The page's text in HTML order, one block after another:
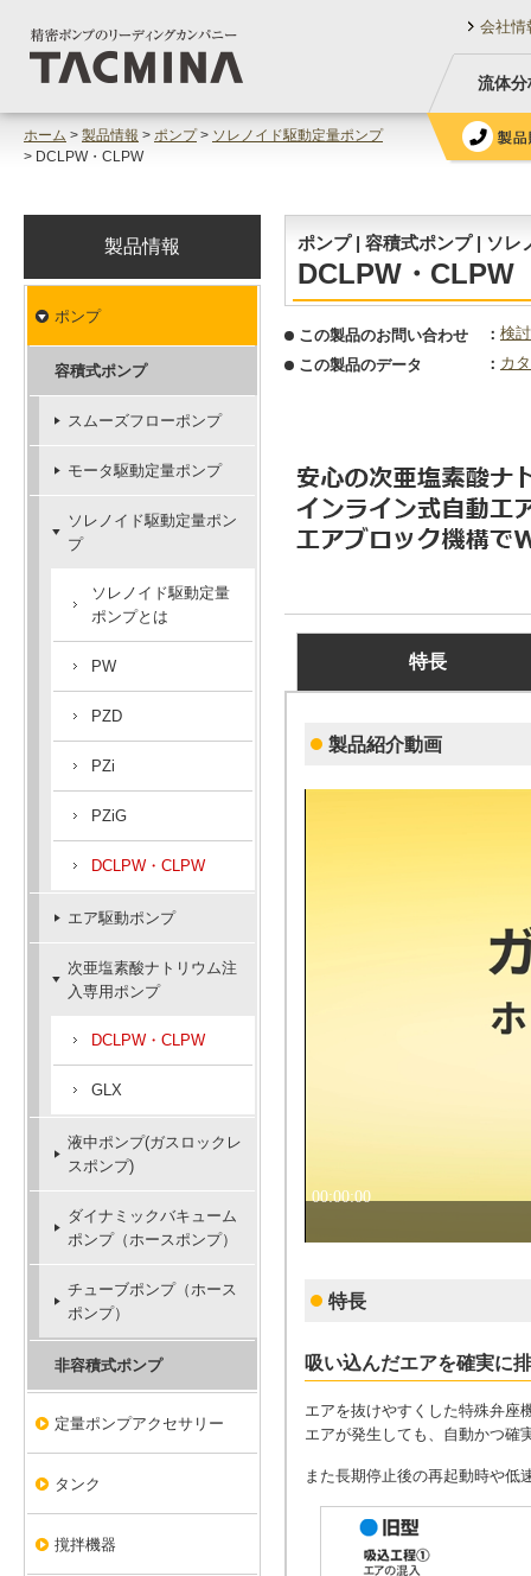
会社情
流体
ホーム > 製品情報 > ポンプ> ソレノイド駆動定量ポンプ
> DCLPW・CLPW
ポンプ | 容積式ポンプ | ソレ
DCLPW・CLPW
この製品のお問い合わせ
検
この製品のデータ
カ
特長
製品紹介動画
特長
吸い込んだエアを確実に
エアを抜けやすくした特殊弁座
エアが発生しても、自動かつ確
また長期停止後の再起動時や低
製品情報
ポンプ
容積式ポンプ
スムーズフローポンプ
モータ駆動定量ポンプ
ソレノイド駆動定量ポン
プ
ソレノイド駆動定量
ポンプとは
PW
PZD
PZi
PZiG
DCLPW・CLPW
エア駆動ポンプ
次亜塩素酸ナトリウム注
入専用ポンプ
DCLPW・CLPW
GLX
液中ポンプ(ガスロックレ
スポンプ)
ダイナミックバキューム
ポンプ（ホースポンプ）
チューブポンプ（ホース
ポンプ）
非容積式ポンプ
定量ポンプアクセサリー
タンク
撹拌機器